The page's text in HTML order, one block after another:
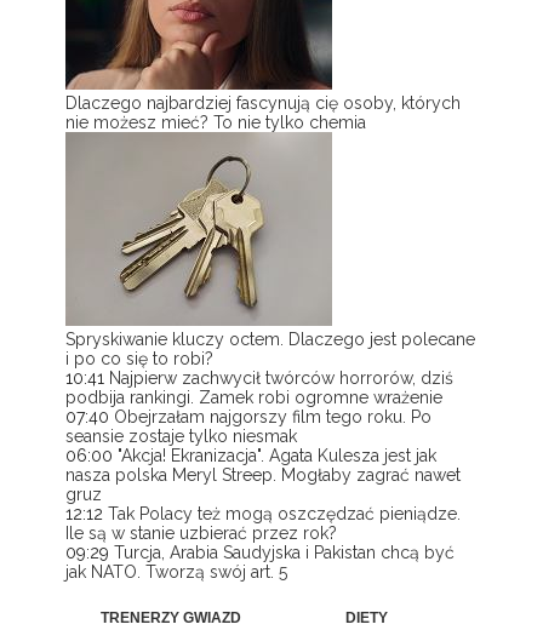
Dlaczego najbardziej fascynują cię osoby, których
nie możesz mieć? To nie tylko chemia
Spryskiwanie kluczy octem. Dlaczego jest polecane
i po co się to robi?
10:41 Najpierw zachwycił twórców horrorów, dziś
podbija rankingi. Zamek robi ogromne wrażenie
07:40 Obejrzałam najgorszy film tego roku. Po
seansie zostaje tylko niesmak
06:00 "Akcja! Ekranizacja". Agata Kulesza jest jak
nasza polska Meryl Streep. Mogłaby zagrać nawet
gruz
12:12 Tak Polacy też mogą oszczędzać pieniądze.
Ile są w stanie uzbierać przez rok?
09:29 Turcja, Arabia Saudyjska i Pakistan chcą być
jak NATO. Tworzą swój art. 5
TRENERZY GWIAZD DIETY